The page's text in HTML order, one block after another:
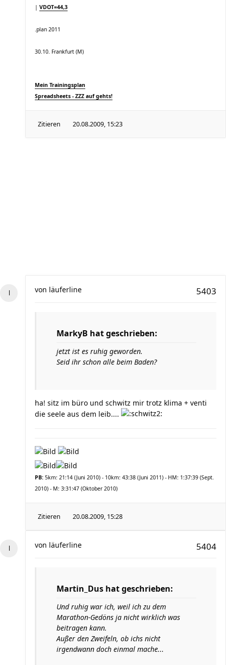
| VDOT=44,3
.plan 2011
30.10. Frankfurt (M)
Mein Trainingsplan
Spreadsheets - ZZZ auf gehts!
Zitieren 20.08.2009, 15:23
5403
von läuferline
MarkyB hat geschrieben:
jetzt ist es ruhig geworden.
Seid ihr schon alle beim Baden?
ha! sitz im büro und schwitz mir trotz klima + venti
die seele aus dem leib....
PB: 5km: 21:14 (Juni 2010) - 10km: 43:38 (Juni 2011) - HM: 1:37:39 (Sept.
2010) - M: 3:31:47 (Oktober 2010)
Zitieren 20.08.2009, 15:28
5404
von läuferline
Martin_Dus hat geschrieben:
Und ruhig war ich, weil ich zu dem
Marathon-Gedöns ja nicht wirklich was
beitragen kann.
Außer den Zweifeln, ob ichs nicht
irgendwann doch einmal mache...